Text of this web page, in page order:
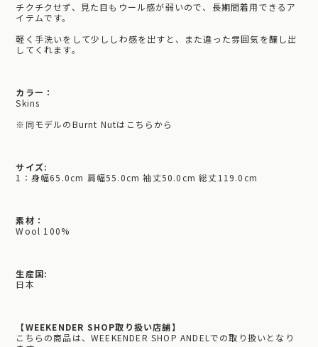
チクチクせず、見た目もウール感が弱いので、長期間着用できるア
イテムです。
軽く手洗いをして少ししわ感を出すと、また違った雰囲気を醸し出
してくれます。
カラー：
Skins
※同モデルのBurnt Nutはこちらから
サイズ:
1：身幅65.0cm 肩幅55.0cm 袖丈50.0cm 総丈119.0cm
素材：
Wool 100%
生産国:
日本
【WEEKENDER SHOP取り扱い店舗】
こちらの商品は、WEEKENDER SHOP ANDELでの取り扱いとなり